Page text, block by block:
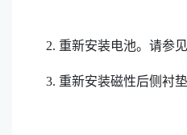
重新安装电池。请参见
重新安装磁性后侧衬垫